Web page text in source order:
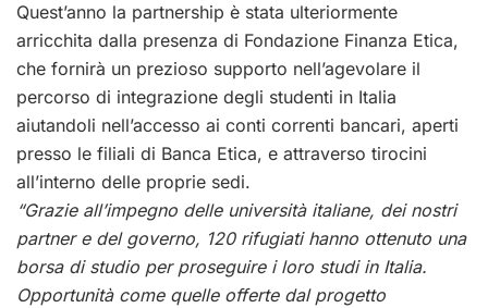
Quest’anno la partnership è stata ulteriormente
arricchita dalla presenza di Fondazione Finanza Etica,
che fornirà un prezioso supporto nell’agevolare il
percorso di integrazione degli studenti in Italia
aiutandoli nell’accesso ai conti correnti bancari, aperti
presso le filiali di Banca Etica, e attraverso tirocini
all’interno delle proprie sedi.
“Grazie all’impegno delle università italiane, dei nostri
partner e del governo, 120 rifugiati hanno ottenuto una
borsa di studio per proseguire i loro studi in Italia.
Opportunità come quelle offerte dal progetto